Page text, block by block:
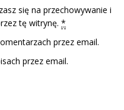
się na przechowywanie i
tę witrynę. *
przez email.
przez email.